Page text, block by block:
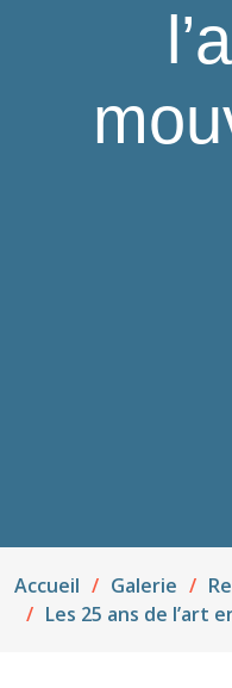
Accueil Galerie
Les 25 ans de l’art